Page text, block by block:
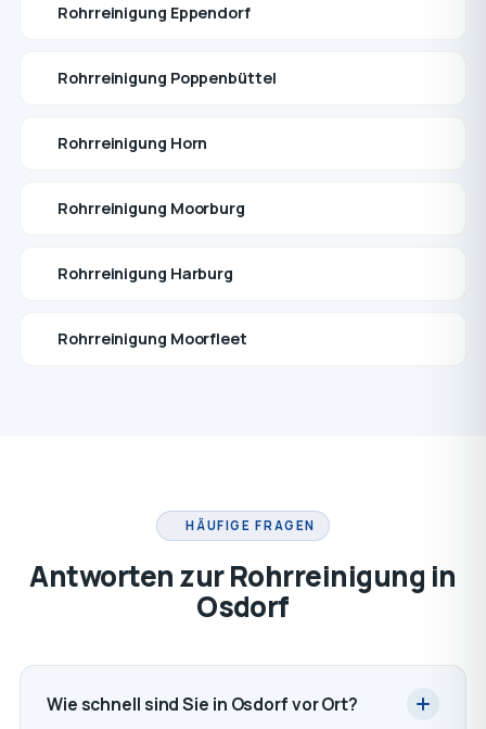
Rohrreinigung Eppendorf
Rohrreinigung Poppenbüttel
Rohrreinigung Horn
Rohrreinigung Moorburg
Rohrreinigung Harburg
Rohrreinigung Moorfleet
HÄUFIGE FRAGEN
Antworten zur Rohrreinigung in
Osdorf
Wie schnell sind Sie in Osdorf vor Ort?